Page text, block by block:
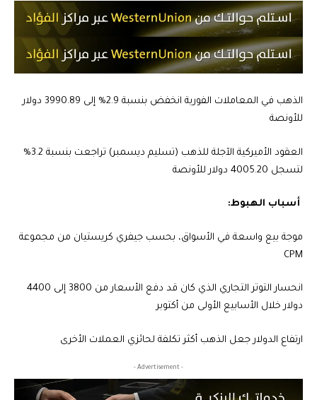
الذهب في المعاملات الفورية انخفض بنسبة 2.9% إلى 3990.89 دولار
للأونصة
العقود الأميركية الآجلة للذهب (تسليم ديسمبر) تراجعت بنسبة 3.2%
لتسجل 4005.20 دولار للأونصة
أسباب الهبوط:
موجة بيع واسعة في الأسواق، بحسب جيفري كريستيان من مجموعة
CPM
انحسار التوتر التجاري الذي كان قد دفع الأسعار من 3800 إلى 4400
دولار خلال الأسابيع الأولى من أكتوبر
ارتفاع الدولار جعل الذهب أكثر تكلفة لحائزي العملات الأخرى
- Advertisement -